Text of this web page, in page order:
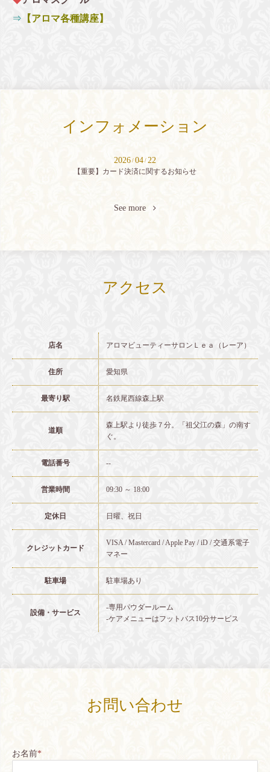
⇒ 【アロマ各種講座】
インフォメーション
2026 / 04 / 22
【重要】カード決済に関するお知らせ
See more
アクセス
店名 アロマビューティーサロンＬｅａ（レーア）
住所 愛知県
最寄り駅 名鉄尾西線森上駅
道順
森上駅より徒歩７分。「祖父江の森」の南す
ぐ。
電話番号 --
営業時間 09:30 ～ 18:00
定休日 日曜、祝日
クレジットカード
VISA / Mastercard / Apple Pay / iD / 交通系電子
マネー
駐車場 駐車場あり
設備・サービス
-専用パウダールーム
-ケアメニューはフットバス10分サービス
お問い合わせ
お名前*